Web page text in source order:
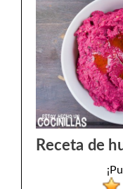
Receta de